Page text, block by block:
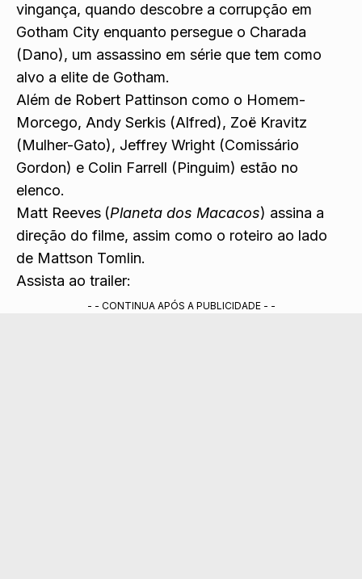
vingança, quando descobre a corrupção em
Gotham City enquanto persegue o Charada
(Dano), um assassino em série que tem como
alvo a elite de Gotham.
Além de Robert Pattinson como o Homem-
Morcego, Andy Serkis (Alfred), Zoë Kravitz
(Mulher-Gato), Jeffrey Wright (Comissário
Gordon) e Colin Farrell (Pinguim) estão no
elenco.
Matt Reeves (Planeta dos Macacos) assina a
direção do filme, assim como o roteiro ao lado
de Mattson Tomlin.
Assista ao trailer:
- - CONTINUA APÓS A PUBLICIDADE - -